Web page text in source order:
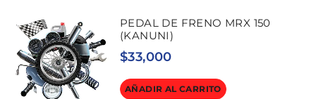
PEDAL DE FRENO MRX 150
(KANUNI)
$33,000
AÑADIR AL CARRITO